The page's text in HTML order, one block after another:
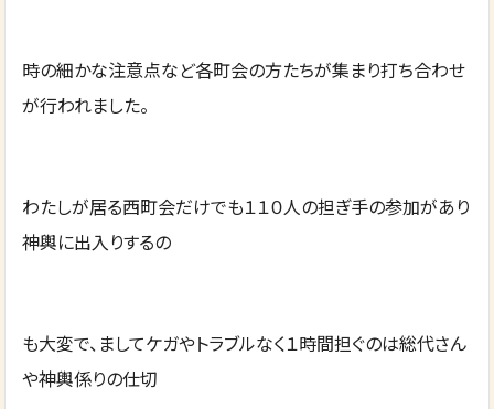
時の細かな注意点など各町会の方たちが集まり打ち合わせ
が行われました。
わたしが居る西町会だけでも１１０人の担ぎ手の参加があり
神輿に出入りするの
も大変で、ましてケガやトラブルなく１時間担ぐのは総代さん
や神輿係りの仕切